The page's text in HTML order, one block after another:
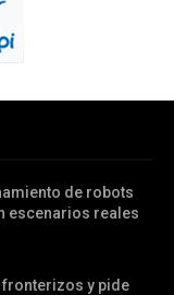
de robots
escenarios reales
y pide